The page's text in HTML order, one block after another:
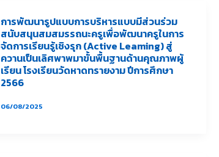
การพัฒนารูปแบบการบริหารแบบมีส่วนร่วม
สนับสนุนสมสมรรถนะครูเพื่อพัฒนาครูในการ
จัดการเรียนรู้เชิงรุก (Active Leaming) สู่
ควานเป็นเลิศพาพมาขั้นพื้นฐานด้านคุณภาพผู้
เรียน โรงเรียนวัดหาดทรายงาม ปีการศึกษา
2566
06/08/2025